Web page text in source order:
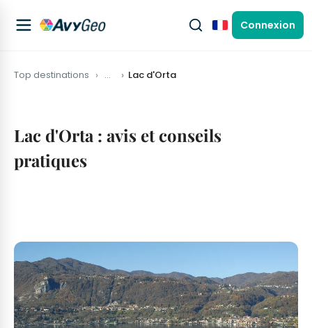
FrançaisConnexion
Top destinations … Lac d'Orta
Lac d'Orta : avis et conseils
pratiques